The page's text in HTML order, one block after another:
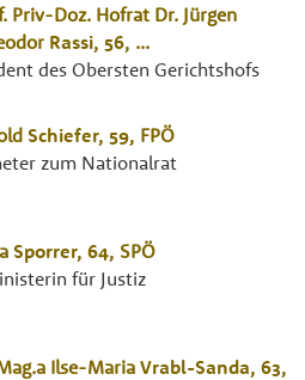
Priv-Doz. Hofrat Dr. Jürgen
Rassi, 56, ...
des Obersten Gerichtshofs
Schiefer, 59, FPÖ
zum Nationalrat
Sporrer, 64, SPÖ
für Justiz
Ilse-Maria Vrabl-Sanda, 63,